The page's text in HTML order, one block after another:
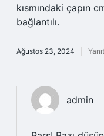
kısmındaki çapın
bağlantılı.
Ağustos 23, 2024
admin